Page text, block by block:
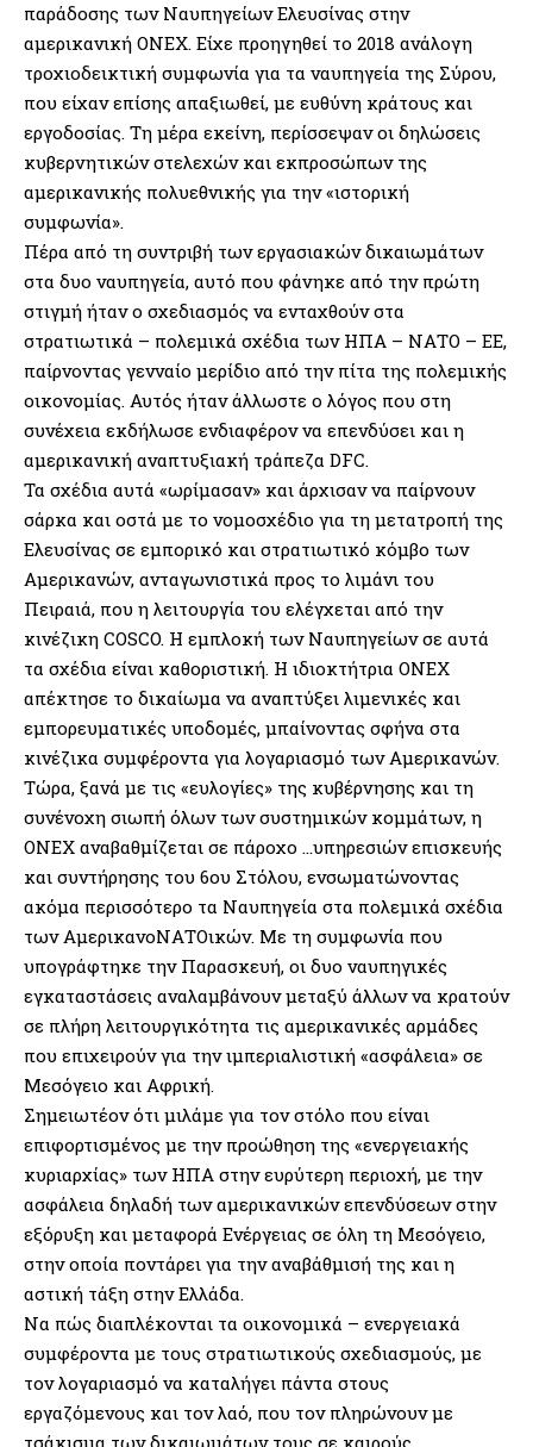
παράδοσης των Ναυπηγείων Ελευσίνας στην
αμερικανική ΟΝΕΧ. Είχε προηγηθεί το 2018 ανάλογη
τροχιοδεικτική συμφωνία για τα ναυπηγεία της Σύρου,
που είχαν επίσης απαξιωθεί, με ευθύνη κράτους και
εργοδοσίας. Τη μέρα εκείνη, περίσσεψαν οι δηλώσεις
κυβερνητικών στελεχών και εκπροσώπων της
αμερικανικής πολυεθνικής για την «ιστορική
συμφωνία».
Πέρα από τη συντριβή των εργασιακών δικαιωμάτων
στα δυο ναυπηγεία, αυτό που φάνηκε από την πρώτη
στιγμή ήταν ο σχεδιασμός να ενταχθούν στα
στρατιωτικά – πολεμικά σχέδια των ΗΠΑ – ΝΑΤΟ – ΕΕ,
παίρνοντας γενναίο μερίδιο από την πίτα της πολεμικής
οικονομίας. Αυτός ήταν άλλωστε ο λόγος που στη
συνέχεια εκδήλωσε ενδιαφέρον να επενδύσει και η
αμερικανική αναπτυξιακή τράπεζα DFC.
Τα σχέδια αυτά «ωρίμασαν» και άρχισαν να παίρνουν
σάρκα και οστά με το νομοσχέδιο για τη μετατροπή της
Ελευσίνας σε εμπορικό και στρατιωτικό κόμβο των
Αμερικανών, ανταγωνιστικά προς το λιμάνι του
Πειραιά, που η λειτουργία του ελέγχεται από την
κινέζικη COSCO. Η εμπλοκή των Ναυπηγείων σε αυτά
τα σχέδια είναι καθοριστική. Η ιδιοκτήτρια ΟΝΕΧ
απέκτησε το δικαίωμα να αναπτύξει λιμενικές και
εμπορευματικές υποδομές, μπαίνοντας σφήνα στα
κινέζικα συμφέροντα για λογαριασμό των Αμερικανών.
Τώρα, ξανά με τις «ευλογίες» της κυβέρνησης και τη
συνένοχη σιωπή όλων των συστημικών κομμάτων, η
ΟΝΕΧ αναβαθμίζεται σε πάροχο …υπηρεσιών επισκευής
και συντήρησης του 6ου Στόλου, ενσωματώνοντας
ακόμα περισσότερο τα Ναυπηγεία στα πολεμικά σχέδια
των ΑμερικανοΝΑΤΟικών. Με τη συμφωνία που
υπογράφτηκε την Παρασκευή, οι δυο ναυπηγικές
εγκαταστάσεις αναλαμβάνουν μεταξύ άλλων να κρατούν
σε πλήρη λειτουργικότητα τις αμερικανικές αρμάδες
που επιχειρούν για την ιμπεριαλιστική «ασφάλεια» σε
Μεσόγειο και Αφρική.
Σημειωτέον ότι μιλάμε για τον στόλο που είναι
επιφορτισμένος με την προώθηση της «ενεργειακής
κυριαρχίας» των ΗΠΑ στην ευρύτερη περιοχή, με την
ασφάλεια δηλαδή των αμερικανικών επενδύσεων στην
εξόρυξη και μεταφορά Ενέργειας σε όλη τη Μεσόγειο,
στην οποία ποντάρει για την αναβάθμισή της και η
αστική τάξη στην Ελλάδα.
Να πώς διαπλέκονται τα οικονομικά – ενεργειακά
συμφέροντα με τους στρατιωτικούς σχεδιασμούς, με
τον λογαριασμό να καταλήγει πάντα στους
εργαζόμενους και τον λαό, που τον πληρώνουν με